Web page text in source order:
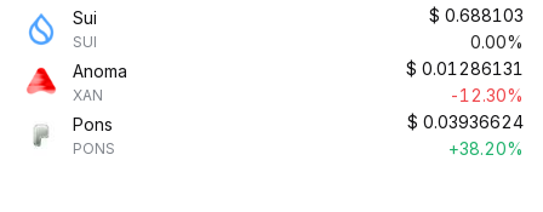
Sui
SUI
$ 0.688103
0.00%
Anoma
XAN
$ 0.01286131
-12.30%
Pons
PONS
$ 0.03936624
+38.20%